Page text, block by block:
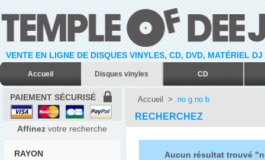
VENTE EN LIGNE DE DISQUES VINYLES, CD, DVD, MATÉRIEL
Accueil Disques vinyles CD
PAIEMENT SÉCURISÉ
Affinez votre recherche
RAYON
Accueil > no g no b
RECHERCHEZ
Aucun résultat trouvé